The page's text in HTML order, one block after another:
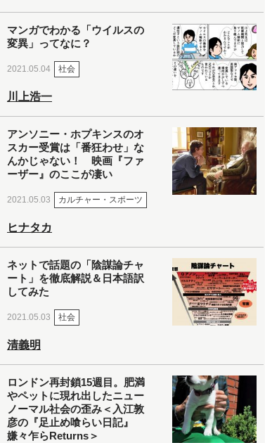
マンガでわかる「ウイルスの
変異」ってなに？
2021.05.04 社会
川上浩一
アンソニー・ホプキンスのオ
スカー受賞は「番狂わせ」な
んかじゃない！ 映画『ファ
ーザー』のここが凄い
2021.05.03 カルチャー・スポーツ
ヒナタカ
ネットで話題の「陰謀論チャ
ート」を徹底解説＆日本語訳
してみた
2021.05.03 社会
清義明
ロンドン再封鎖15週目。肥満
やペットに現れ出したニュー
ノーマル社会の歪み＜入江敦
彦の『足止め喰らい日記』
嫌々乍らReturns＞